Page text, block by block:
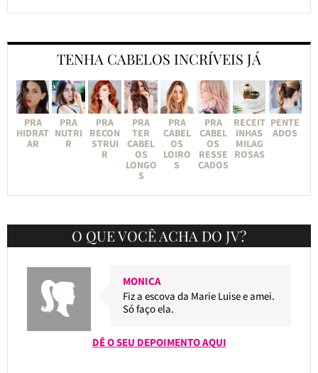
TENHA CABELOS INCRÍVEIS JÁ
PRA
HIDRAT
AR
PRA
NUTRI
R
PRA
RECON
STRUI
R
PRA
TER
CABEL
OS
LONGO
S
PRA
CABEL
OS
LOIRO
S
PRA
CABEL
OS
RESSE
CADOS
RECEIT
INHAS
MILAG
ROSAS
PENTE
ADOS
O QUE VOCÊ ACHA DO JV?
MONICA
Fiz a escova da Marie Luise e amei.
Só faço ela.
DÊ O SEU DEPOIMENTO AQUI